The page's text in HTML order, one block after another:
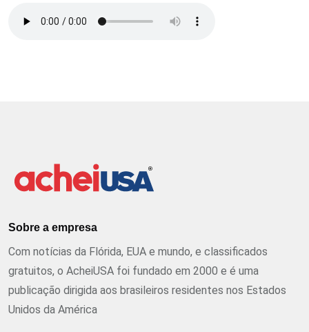
Sobre a empresa
Com notícias da Flórida, EUA e mundo, e classificados
gratuitos, o AcheiUSA foi fundado em 2000 e é uma
publicação dirigida aos brasileiros residentes nos Estados
Unidos da América